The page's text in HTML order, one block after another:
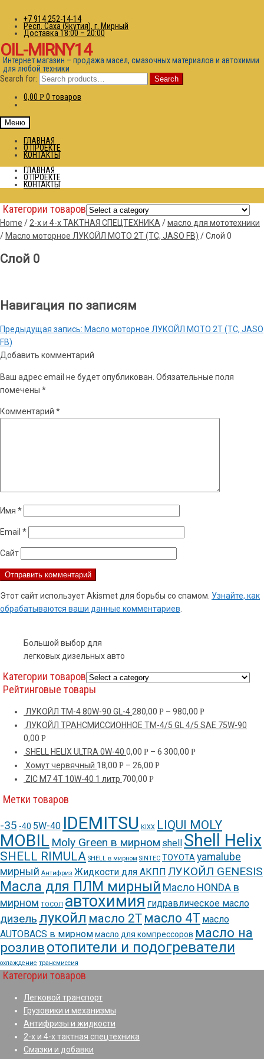
+7 914 252-14-14
Респ. Саха (Якутия), г. Мирный
Доставка 18:00 – 20:00
OIL-MIRNY14
Интернет магазин – продажа масел, смазочных материалов и автохимии
для любой техники
Search for:
Search
0,00 Р 0 товаров
Меню
ГЛАВНАЯ
О ПРОЕКТЕ
КОНТАКТЫ
ГЛАВНАЯ
О ПРОЕКТЕ
КОНТАКТЫ
Категории товаров
Home / 2-х и 4-х ТАКТНАЯ СПЕЦТЕХНИКА /масло для мототехники
/ Масло моторное ЛУКОЙЛ МОТО 2T (ТС, JASO FB) /Слой 0
Слой 0
Навигация по записям
Предыдущая запись: Масло моторное ЛУКОЙЛ МОТО 2T (ТС, JASO
FB)
Добавить комментарий
Ваш адрес email не будет опубликован. Обязательные поля
помечены *
Комментарий *
Имя *
Email *
Сайт
Этот сайт использует Akismet для борьбы со спамом. Узнайте, как
обрабатываются ваши данные комментариев
Большой выбор для
легковых дизельных авто
Категории товаров
Рейтинговые товары
ЛУКОЙЛ ТМ-4 80W-90 GL-4 280,00 Р – 980,00 Р
ЛУКОЙЛ ТРАНСМИССИОННОЕ TM-4/5 GL 4/5 SAE 75W-90
0,00 Р
SHELL HELIX ULTRA 0W-40 0,00 Р – 6 300,00 Р
Хомут червячный 18,00 Р – 26,00 Р
ZIC M7 4T 10W-40 1 литр 700,00 Р
Метки товаров
-35 -40 5W-40 IDEMITSU KIXX LIQUI MOLY
MOBIL Moly Green в мирном shell Shell Helix
SHELL RIMULA SHELL в мирном SINTEC TOYOTA yamalube
мирный Антифриз Жидкости для АКПП ЛУКОЙЛ GENESIS
Масла для ПЛМ мирный Масло HONDA в
мирном ТОСОЛ автохимия гидравлическое масло
дизель лукойл масло 2Т масло 4Т масло
AUTOBACS в мирноммасло для компрессоров масло на
розливотопители и подогреватели
охлаждение трансмиссия
Категории товаров
Легковой транспорт
Грузовики и механизмы
Антифризы и жидкости
2-х и 4-х тактная спецтехника
Смазки и добавки